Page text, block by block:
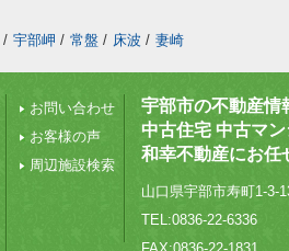
/ 宇部岬 / 常盤 / 床波 / 妻崎
お問い合わせ
お客様の声
周辺施設検索
宇部市の不動産情
中古住宅 中古マ
和幸不動産にお任
山口県宇部市寿町1-3-
TEL:0836-22-6336